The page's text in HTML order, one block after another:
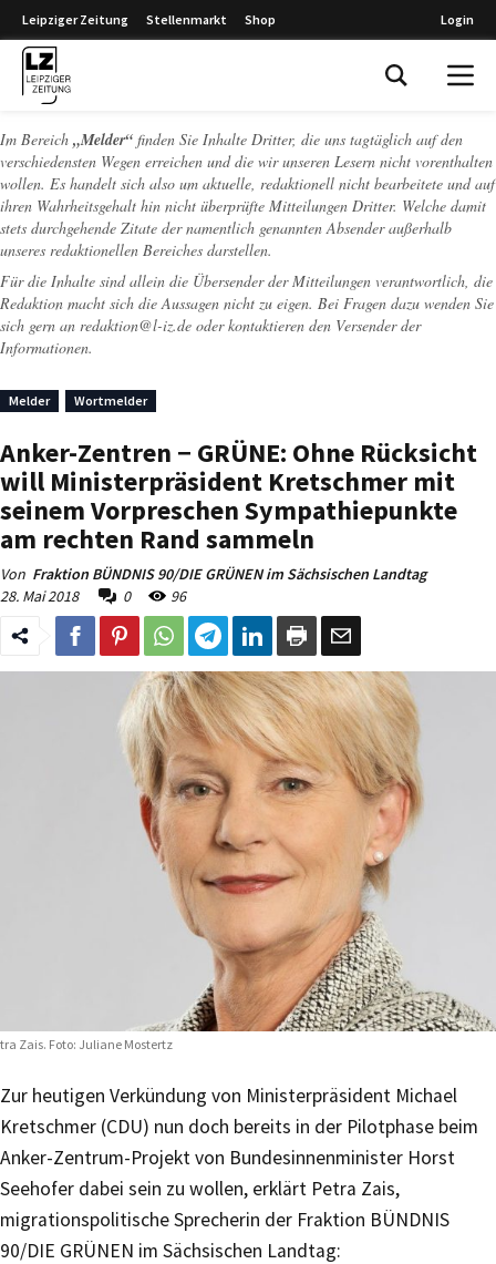
Leipziger Zeitung Stellenmarkt Shop Login
Im Bereich „Melder“ finden Sie Inhalte Dritter, die uns tagtäglich auf den
verschiedensten Wegen erreichen und die wir unseren Lesern nicht vorenthalten
wollen. Es handelt sich also um aktuelle, redaktionell nicht bearbeitete und auf
ihren Wahrheitsgehalt hin nicht überprüfte Mitteilungen Dritter. Welche damit
stets durchgehende Zitate der namentlich genannten Absender außerhalb
unseres redaktionellen Bereiches darstellen.
Für die Inhalte sind allein die Übersender der Mitteilungen verantwortlich, die
Redaktion macht sich die Aussagen nicht zu eigen. Bei Fragen dazu wenden Sie
sich gern an redaktion@l-iz.de oder kontaktieren den Versender der
Informationen.
Melder Wortmelder
Anker-Zentren − GRÜNE: Ohne Rücksicht
will Ministerpräsident Kretschmer mit
seinem Vorpreschen Sympathiepunkte
am rechten Rand sammeln
Von Fraktion BÜNDNIS 90/DIE GRÜNEN im Sächsischen Landtag
28. Mai 2018
0 96
Zais. Foto: Juliane Mostertz
Zur heutigen Verkündung von Ministerpräsident Michael
Kretschmer (CDU) nun doch bereits in der Pilotphase beim
Anker-Zentrum-Projekt von Bundesinnenminister Horst
Seehofer dabei sein zu wollen, erklärt Petra Zais,
migrationspolitische Sprecherin der Fraktion BÜNDNIS
90/DIE GRÜNEN im Sächsischen Landtag: